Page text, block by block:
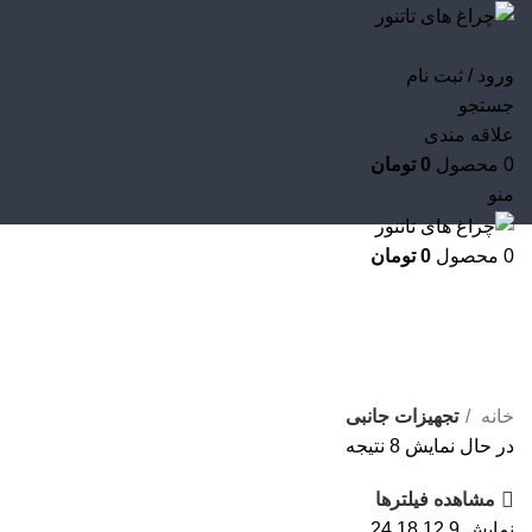
ورود / ثبت نام
جستجو
علاقه مندی
0 محصول 0 تومان
منو
0 محصول 0 تومان
خانه
تجهیزات جانبی
در حال نمایش 8 نتیجه
مشاهده فیلترها